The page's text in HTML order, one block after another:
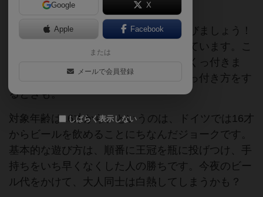
木製のビール瓶に王冠を投げつけて遊びましょう！
瓶の先端には強力なマグネットが入っています。こ
こに王冠を上手に当てるとパチッ、とくっ付きま
す。強力な磁力ゆえにまさか！な、くっ付き方をす
るときも。
対象年齢は16才から、というのは、ドイツでは16才
からビールを飲めることにちなんだジョークです。
基本的な遊び方は、順番に王冠を瓶に投げつけ、手
持ちをいち早くなくした人の勝ちです。今夜のビー
ル代をかけて、大人同士は白熱してしまうかも？
Google X
Apple Facebook
または
メールで会員登録
しばらく表示しない